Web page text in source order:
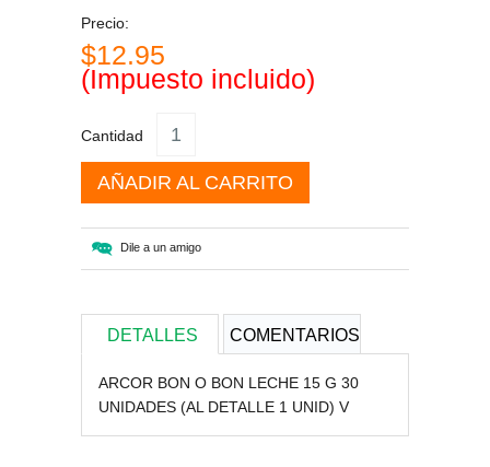
Precio:
$12.95
(Impuesto incluido)
Cantidad
AÑADIR AL CARRITO
Dile a un amigo
DETALLES COMENTARIOS
ARCOR BON O BON LECHE 15 G 30
UNIDADES (AL DETALLE 1 UNID) V